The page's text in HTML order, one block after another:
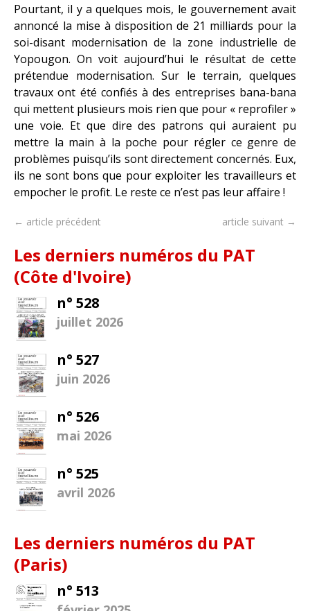
Pourtant, il y a quelques mois, le gouvernement avait
annoncé la mise à disposition de 21 milliards pour la
soi-disant modernisation de la zone industrielle de
Yopougon. On voit aujourd’hui le résultat de cette
prétendue modernisation. Sur le terrain, quelques
travaux ont été confiés à des entreprises bana-bana
qui mettent plusieurs mois rien que pour « reprofiler »
une voie. Et que dire des patrons qui auraient pu
mettre la main à la poche pour régler ce genre de
problèmes puisqu’ils sont directement concernés. Eux,
ils ne sont bons que pour exploiter les travailleurs et
empocher le profit. Le reste ce n’est pas leur affaire !
← article précédent article suivant →
Les derniers numéros du PAT
(Côte d'Ivoire)
n° 528
juillet 2026
n° 527
juin 2026
n° 526
mai 2026
n° 525
avril 2026
Les derniers numéros du PAT
(Paris)
n° 513